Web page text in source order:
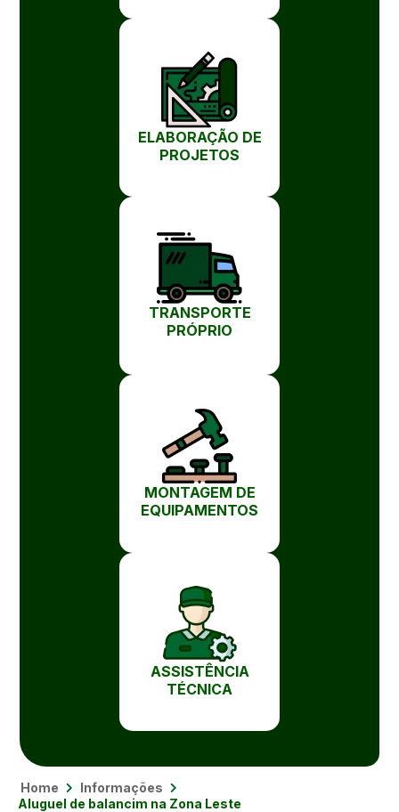
ELABORAÇÃO DE
PROJETOS
TRANSPORTE
PRÓPRIO
MONTAGEM DE
EQUIPAMENTOS
ASSISTÊNCIA
TÉCNICA
Home
Informações
Aluguel de balancim na Zona Leste